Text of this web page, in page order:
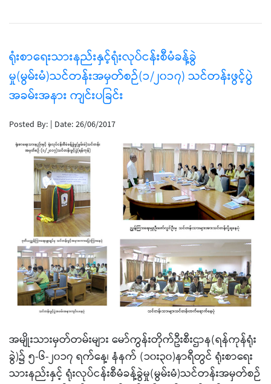
ရုံးစာရေးသားနည်းနှင့်ရုံးလုပ်ငန်းစီမံခန့်ခွဲ
မှု(မွမ်းမံ)သင်တန်းအမှတ်စဉ်(၁/၂၀၁၇) သင်တန်းဖွင့်ပွဲ
အခမ်းအနား ကျင်းပခြင်း
Posted By: | Date: 26/06/2017
အမျိုးသားမှတ်တမ်းများ မော်ကွန်းတိုက်ဦးစီးဌာန(ရန်ကုန်ရုံး
ခွဲ)၌ ၅-၆-၂၀၁၇ ရက်နေ့၊ နံနက် (၁၀း၃၀)နာရီတွင် ရုံးစာရေး
သားနည်းနှင့် ရုံးလုပ်ငန်းစီမံခန့်ခွဲမှု(မွမ်းမံ)သင်တန်းအမှတ်စဉ်